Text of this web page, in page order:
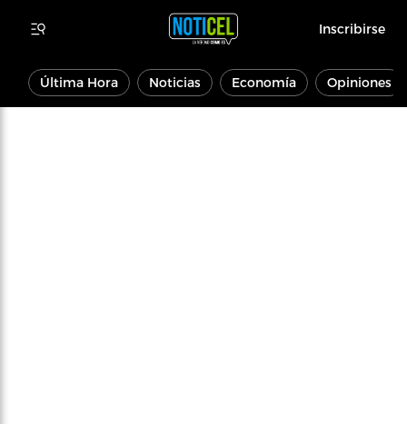
Inscribirse
Última Hora Noticias Economía Opiniones